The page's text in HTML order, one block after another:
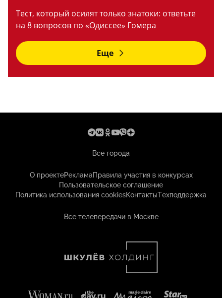
Тест, который осилят только знатоки: ответьте
на 8 вопросов по «Одиссее» Гомера
Еще
Все города
О проектеРекламаПравила участия в конкурсах
Пользовательское соглашение
Политика использования cookiesКонтактыТехподдержка
Все телепередачи в Москве